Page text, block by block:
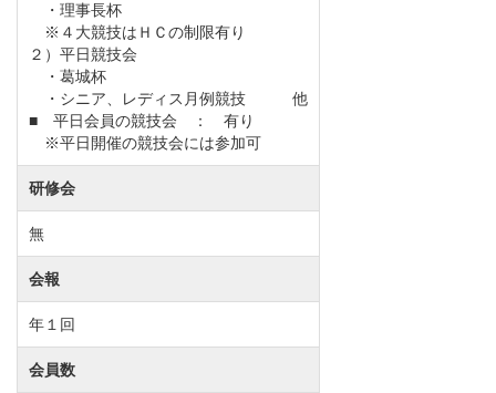
込）→【改定後】1,100,000円（税込）
同一親族内の名義書換料【改定前】440,000円（税込）
→【改定後】1,100,000円（税込）
□平日会員
名義書換料【改定前】440,000円（税込）→【改定後】
1,100,000円（税込）
同一法人内の記名者変更料【改定前】220,000円（税
込）→【改定後】
550,000円（税込）
・理事長杯
※４大競技はＨＣの制限有り
２）平日競技会
・葛城杯
・シニア、レディス月例競技 他
■ 平日会員の競技会 ： 有り
※平日開催の競技会には参加可
研修会
無
会報
年１回
会員数